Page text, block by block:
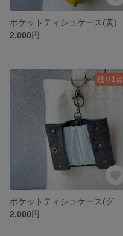
ポケットティシュケース(黄)
2,000円
残り1点
2,000円